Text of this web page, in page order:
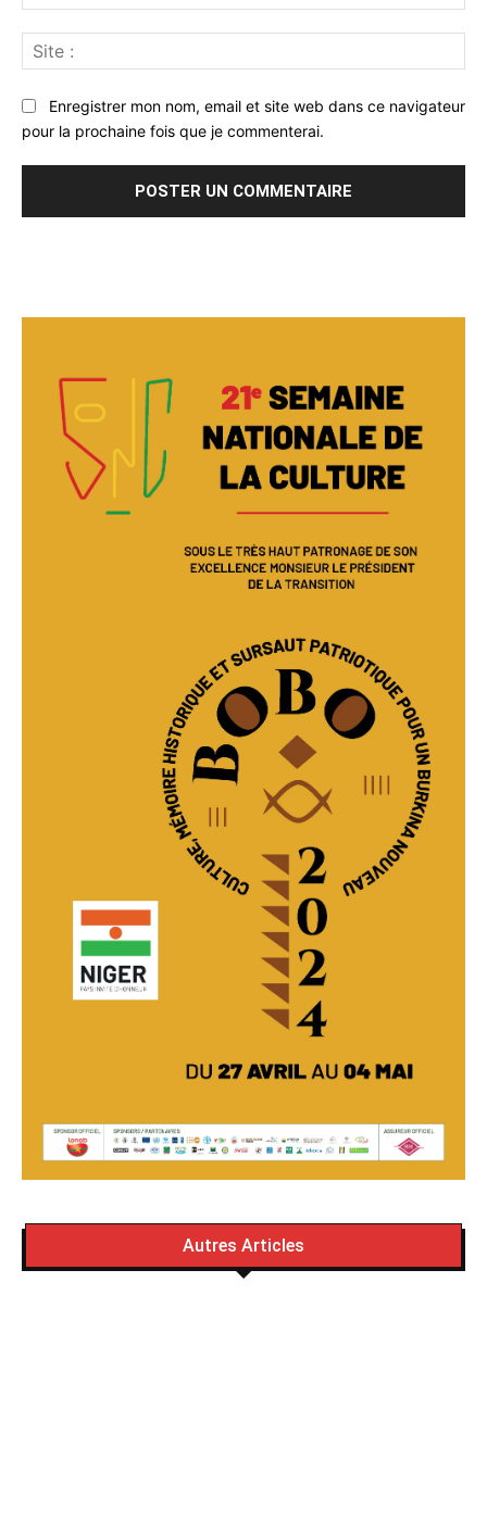
:*
:
Enregistrer mon nom, email et site web dans ce navigateur
pour la prochaine fois que je commenterai.
Autres Articles